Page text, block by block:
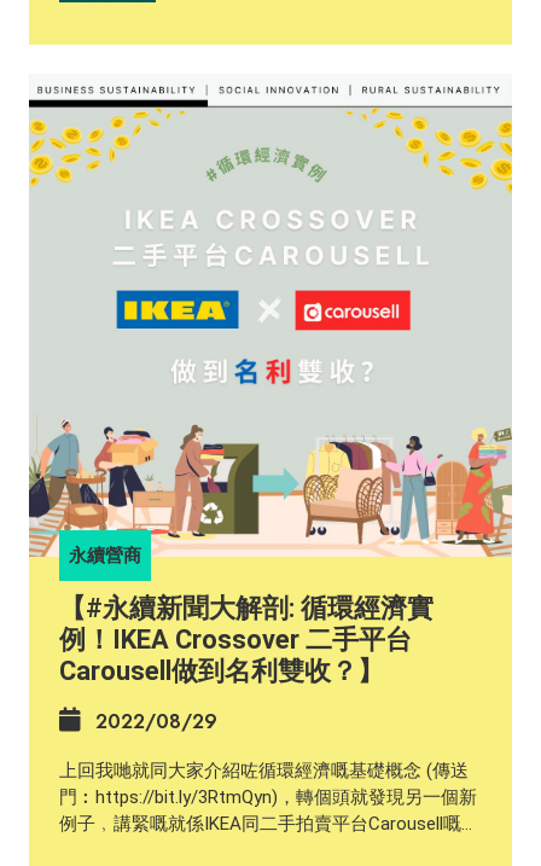
「愛．傳遞」基金會支持有特殊教育需求和自閉症人
士就業。Janice強調，真正嘅包容需要周詳規劃以及
長期承諾，不能只憑好意。 想知道更多JC Legal嘅永
續營商策略，就撳入下面嘅連結，閱讀完整版嘅《企
legal_chi/ #永續營商 #中小企 #永續價值鏈 #永續發
展 #商界永續發展領袖計劃 #pslb #svc
#sustainability #business #sme #collaboration
#sustainablevaluechains #sdgs #undp #HSBC
永續營商
【#永續新聞大解剖: 循環經濟實
例！IKEA Crossover 二手平台
Carousell做到名利雙收？】
2022/08/29
上回我哋就同大家介紹咗循環經濟嘅基礎概念 (傳送
門︰https://bit.ly/3RtmQyn)，轉個頭就發現另一個新
例子﹐講緊嘅就係IKEA同二手拍賣平台Carousell嘅最